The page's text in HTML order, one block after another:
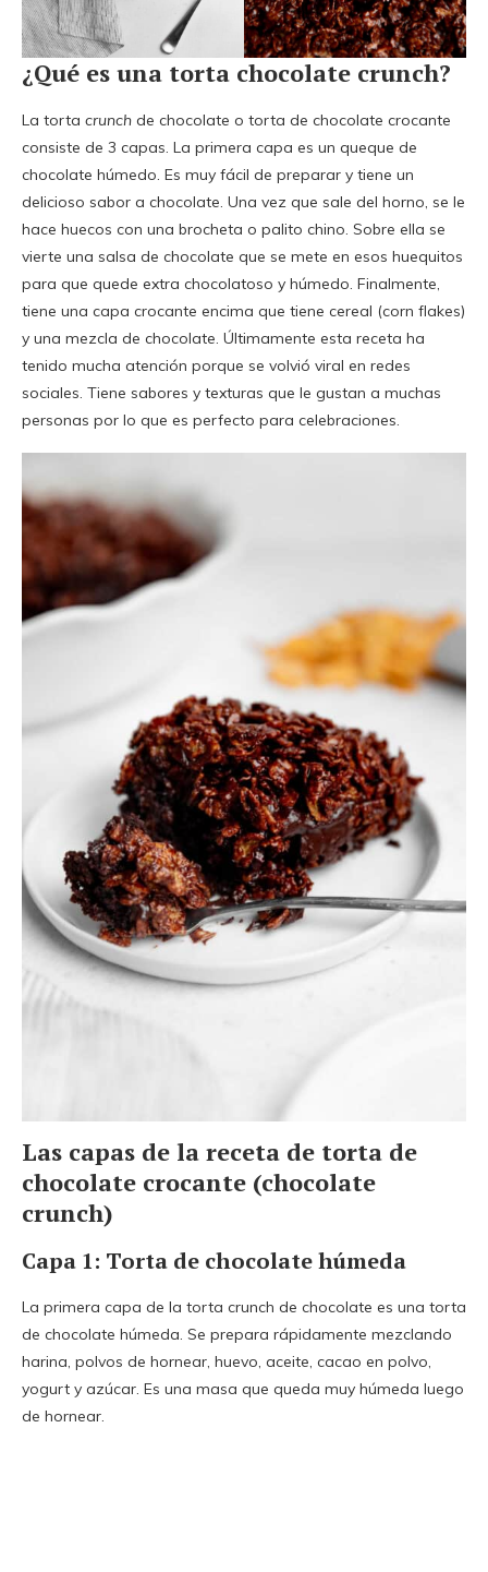
¿Qué es una torta chocolate crunch?
La torta crunch de chocolate o torta de chocolate crocante
consiste de 3 capas. La primera capa es un queque de
chocolate húmedo. Es muy fácil de preparar y tiene un
delicioso sabor a chocolate. Una vez que sale del horno, se le
hace huecos con una brocheta o palito chino. Sobre ella se
vierte una salsa de chocolate que se mete en esos huequitos
para que quede extra chocolatoso y húmedo. Finalmente,
tiene una capa crocante encima que tiene cereal (corn flakes)
y una mezcla de chocolate. Últimamente esta receta ha
tenido mucha atención porque se volvió viral en redes
sociales. Tiene sabores y texturas que le gustan a muchas
personas por lo que es perfecto para celebraciones.
Las capas de la receta de torta de
chocolate crocante (chocolate
crunch)
Capa 1: Torta de chocolate húmeda
La primera capa de la torta crunch de chocolate es una torta
de chocolate húmeda. Se prepara rápidamente mezclando
harina, polvos de hornear, huevo, aceite, cacao en polvo,
yogurt y azúcar. Es una masa que queda muy húmeda luego
de hornear.